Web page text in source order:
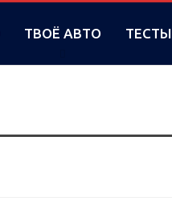
ТВОЁ АВТО ТЕСТЫ